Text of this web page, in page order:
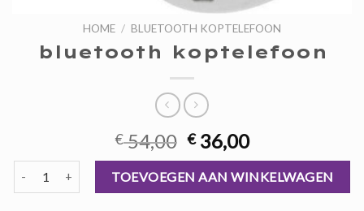
HOME / BLUETOOTH KOPTELEFOON
bluetooth koptelefoon
€54,00 Oorspronkelijke
prijs
was:
€ 54,00.
€36,00Huidige
prijs
is:
€ 36,00.
bluetooth koptelefoon aantalTOEVOEGEN AAN WINKELWAGEN